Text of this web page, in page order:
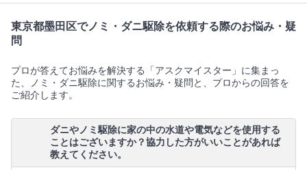
東京都墨田区でノミ・ダニ駆除を依頼する際のお悩み・疑
問
プロが答えてお悩みを解決する「アスクマイスター」に集まっ
た、ノミ・ダニ駆除に関するお悩み・疑問と、プロからの回答を
ご紹介します。
ダニやノミ駆除に家の中の水道や電気などを使用する
ことはございますか？協力した方がいいことがあれば
教えてください。